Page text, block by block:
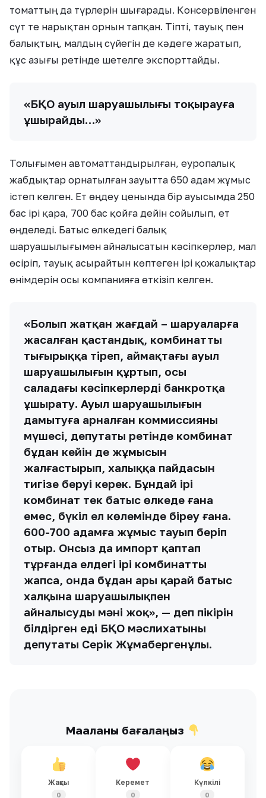
томаттың да түрлерін шығарады. Консервіленген
сүт те нарықтан орнын тапқан. Тіпті, тауық пен
балықтың, малдың сүйегін де кәдеге жаратып,
құс азығы ретінде шетелге экспорттайды.
«БҚО ауыл шаруашылығы тоқырауға
ұшырайды…»
Толығымен автоматтандырылған, еуропалық
жабдықтар орнатылған зауытта 650 адам жұмыс
істеп келген. Ет өңдеу ценында бір ауысымда 250
бас ірі қара, 700 бас қойға дейін сойылып, ет
өңделеді. Батыс өлкедегі балық
шаруашылығымен айналысатын кәсіпкерлер, мал
өсіріп, тауық асырайтын көптеген ірі қожалықтар
өнімдерін осы компанияға өткізіп келген.
«Болып жатқан жағдай – шаруаларға
жасалған қастандық, комбинатты
тығырыққа тіреп, аймақтағы ауыл
шаруашылығын құртып, осы
саладағы кәсіпкерлерді банкротқа
ұшырату. Ауыл шаруашылығын
дамытуға арналған коммиссияның
мүшесі, депутаты ретінде комбинат
бұдан кейін де жұмысын
жалғастырып, халыққа пайдасын
тигізе беруі керек. Бұндай ірі
комбинат тек батыс өлкеде ғана
емес, бүкіл ел көлемінде біреу ғана.
600-700 адамға жұмыс тауып беріп
отыр. Онсыз да импорт қаптап
тұрғанда елдегі ірі комбинатты
жапса, онда бұдан ары қарай батыс
халқына шаруашылықпен
айналысудың мәні жоқ», — деп пікірін
білдірген еді БҚО мәслихатының
депутаты Серік Жұмабергенұлы.
Мақаланы бағалаңыз
Жақсы
0
Керемет
0
Күлкілі
0